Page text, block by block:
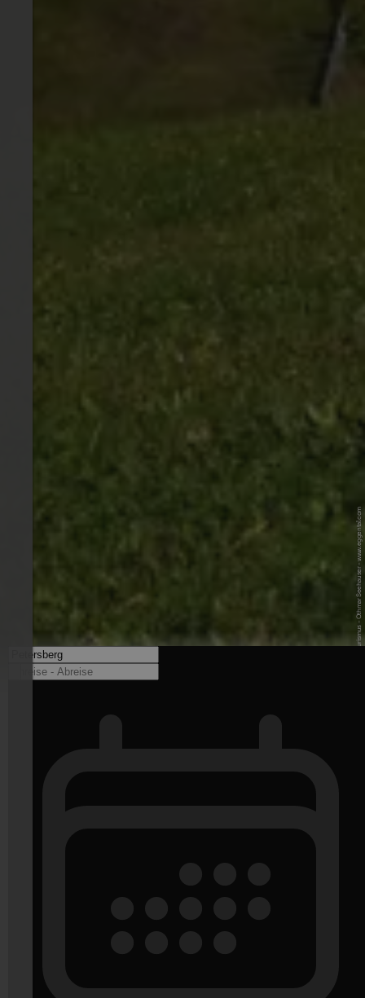
© Eggental Tourismus - Othmar Seehauser - www.eggental.com